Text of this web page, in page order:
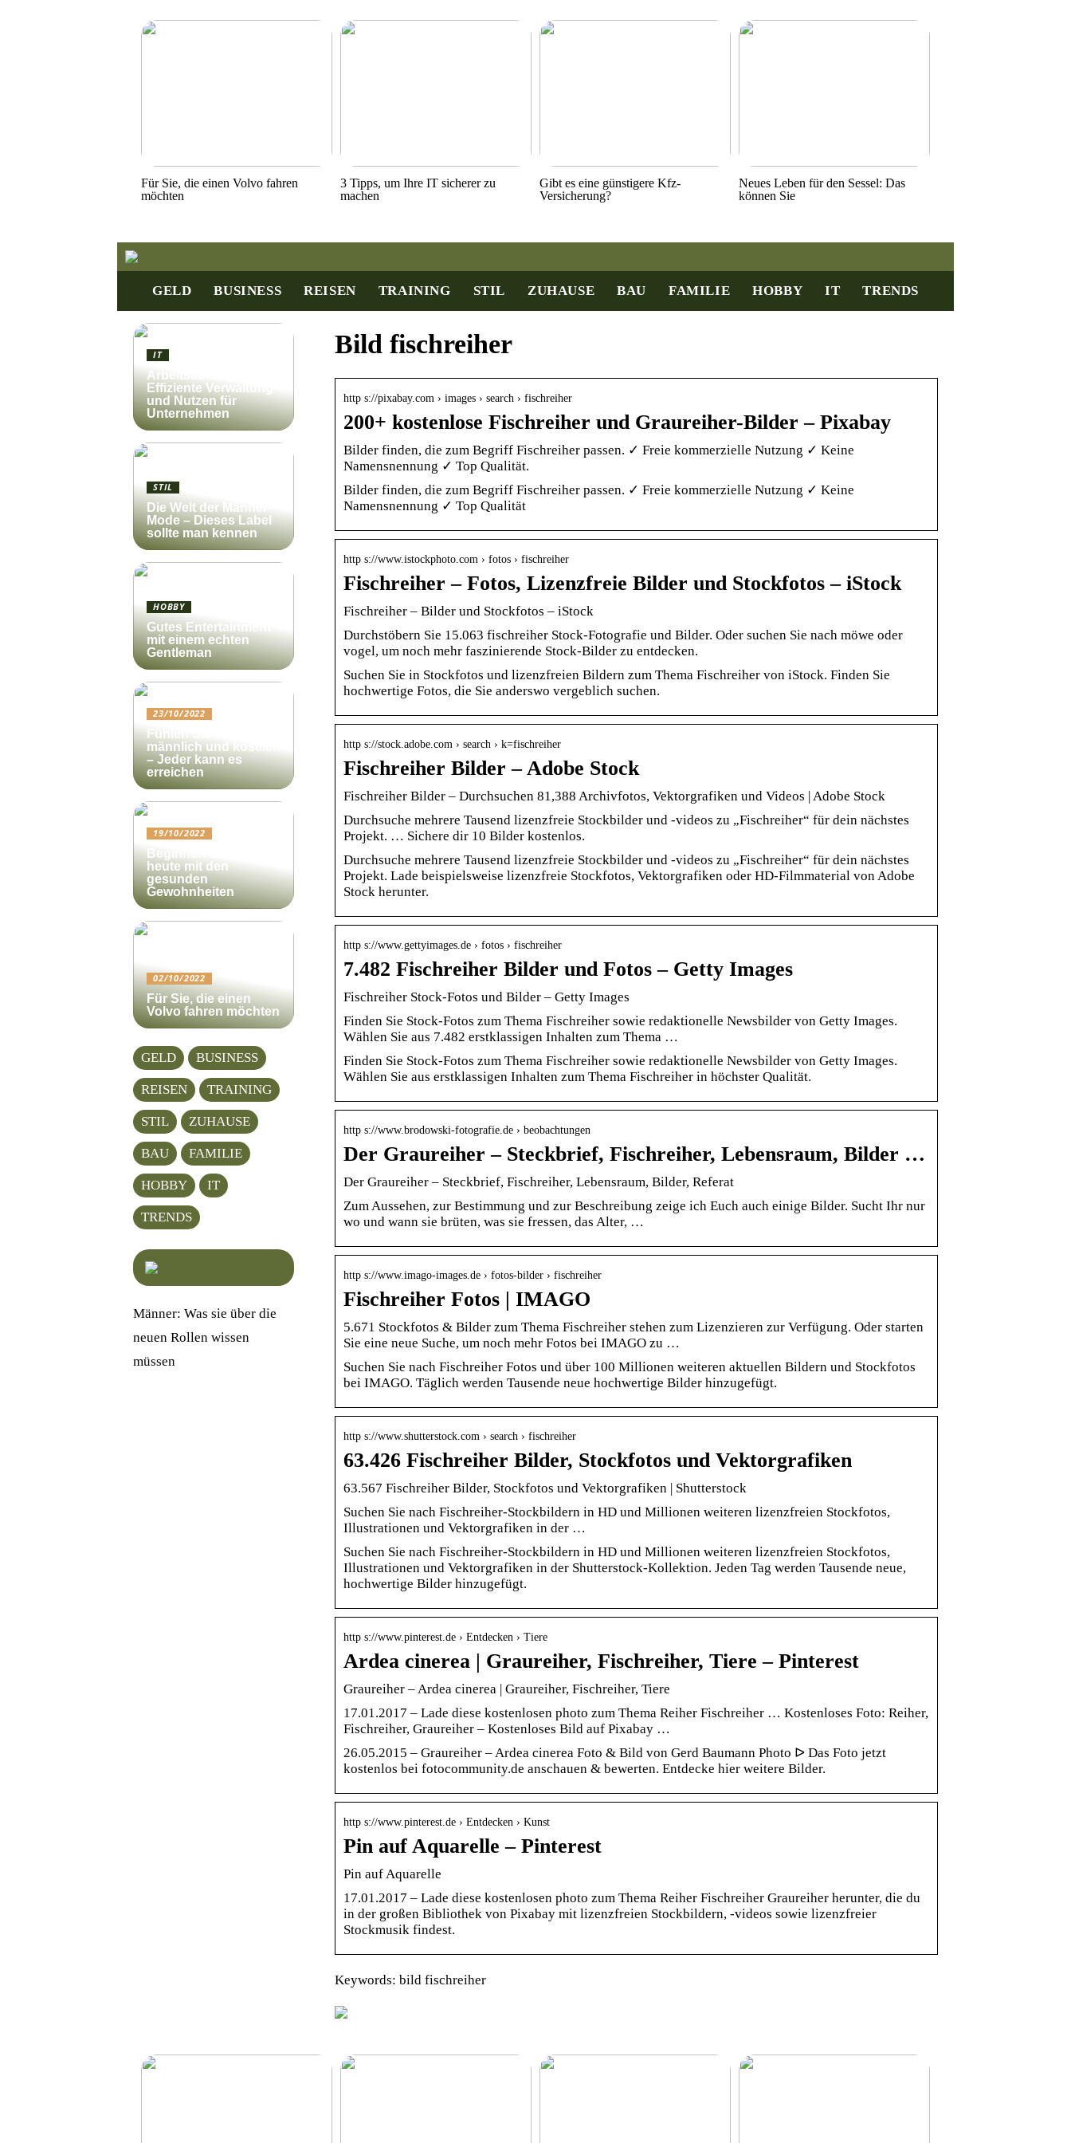
Für Sie, die einen Volvo fahren
möchten
3 Tipps, um Ihre IT sicherer zu
machen
Gibt es eine günstigere Kfz-
Versicherung?
Neues Leben für den Sessel: Das
können Sie
GELD BUSINESS REISEN TRAINING STIL ZUHAUSE BAU FAMILIE HOBBY IT TRENDS
Bild fischreiher
http s://pixabay.com › images › search › fischreiher
200+ kostenlose Fischreiher und Graureiher-Bilder – Pixabay
Bilder finden, die zum Begriff Fischreiher passen. ✓ Freie kommerzielle Nutzung ✓ Keine
Namensnennung ✓ Top Qualität.
Bilder finden, die zum Begriff Fischreiher passen. ✓ Freie kommerzielle Nutzung ✓ Keine
Namensnennung ✓ Top Qualität
http s://www.istockphoto.com › fotos › fischreiher
Fischreiher – Fotos, Lizenzfreie Bilder und Stockfotos – iStock
Fischreiher – Bilder und Stockfotos – iStock
Durchstöbern Sie 15.063 fischreiher Stock-Fotografie und Bilder. Oder suchen Sie nach möwe oder
vogel, um noch mehr faszinierende Stock-Bilder zu entdecken.
Suchen Sie in Stockfotos und lizenzfreien Bildern zum Thema Fischreiher von iStock. Finden Sie
hochwertige Fotos, die Sie anderswo vergeblich suchen.
http s://stock.adobe.com › search › k=fischreiher
Fischreiher Bilder – Adobe Stock
Fischreiher Bilder – Durchsuchen 81,388 Archivfotos, Vektorgrafiken und Videos | Adobe Stock
Durchsuche mehrere Tausend lizenzfreie Stockbilder und -videos zu „Fischreiher“ für dein nächstes
Projekt. … Sichere dir 10 Bilder kostenlos.
Durchsuche mehrere Tausend lizenzfreie Stockbilder und -videos zu „Fischreiher“ für dein nächstes
Projekt. Lade beispielsweise lizenzfreie Stockfotos, Vektorgrafiken oder HD-Filmmaterial von Adobe
Stock herunter.
http s://www.gettyimages.de › fotos › fischreiher
7.482 Fischreiher Bilder und Fotos – Getty Images
Fischreiher Stock-Fotos und Bilder – Getty Images
Finden Sie Stock-Fotos zum Thema Fischreiher sowie redaktionelle Newsbilder von Getty Images.
Wählen Sie aus 7.482 erstklassigen Inhalten zum Thema …
Finden Sie Stock-Fotos zum Thema Fischreiher sowie redaktionelle Newsbilder von Getty Images.
Wählen Sie aus erstklassigen Inhalten zum Thema Fischreiher in höchster Qualität.
http s://www.brodowski-fotografie.de › beobachtungen
Der Graureiher – Steckbrief, Fischreiher, Lebensraum, Bilder …
Der Graureiher – Steckbrief, Fischreiher, Lebensraum, Bilder, Referat
Zum Aussehen, zur Bestimmung und zur Beschreibung zeige ich Euch auch einige Bilder. Sucht Ihr nur
wo und wann sie brüten, was sie fressen, das Alter, …
http s://www.imago-images.de › fotos-bilder › fischreiher
Fischreiher Fotos | IMAGO
5.671 Stockfotos & Bilder zum Thema Fischreiher stehen zum Lizenzieren zur Verfügung. Oder starten
Sie eine neue Suche, um noch mehr Fotos bei IMAGO zu …
Suchen Sie nach Fischreiher Fotos und über 100 Millionen weiteren aktuellen Bildern und Stockfotos
bei IMAGO. Täglich werden Tausende neue hochwertige Bilder hinzugefügt.
http s://www.shutterstock.com › search › fischreiher
63.426 Fischreiher Bilder, Stockfotos und Vektorgrafiken
63.567 Fischreiher Bilder, Stockfotos und Vektorgrafiken | Shutterstock
Suchen Sie nach Fischreiher-Stockbildern in HD und Millionen weiteren lizenzfreien Stockfotos,
Illustrationen und Vektorgrafiken in der …
Suchen Sie nach Fischreiher-Stockbildern in HD und Millionen weiteren lizenzfreien Stockfotos,
Illustrationen und Vektorgrafiken in der Shutterstock-Kollektion. Jeden Tag werden Tausende neue,
hochwertige Bilder hinzugefügt.
http s://www.pinterest.de › Entdecken › Tiere
Ardea cinerea | Graureiher, Fischreiher, Tiere – Pinterest
Graureiher – Ardea cinerea | Graureiher, Fischreiher, Tiere
17.01.2017 – Lade diese kostenlosen photo zum Thema Reiher Fischreiher … Kostenloses Foto: Reiher,
Fischreiher, Graureiher – Kostenloses Bild auf Pixabay …
26.05.2015 – Graureiher – Ardea cinerea Foto & Bild von Gerd Baumann Photo ᐅ Das Foto jetzt
kostenlos bei fotocommunity.de anschauen & bewerten. Entdecke hier weitere Bilder.
http s://www.pinterest.de › Entdecken › Kunst
Pin auf Aquarelle – Pinterest
Pin auf Aquarelle
17.01.2017 – Lade diese kostenlosen photo zum Thema Reiher Fischreiher Graureiher herunter, die du
in der großen Bibliothek von Pixabay mit lizenzfreien Stockbildern, -videos sowie lizenzfreier
Stockmusik findest.
Keywords: bild fischreiher
IT
Arbeitsauftrag:
Effiziente Verwaltung
und Nutzen für
Unternehmen
STIL
Die Welt der Männer-
Mode – Dieses Label
sollte man kennen
HOBBY
Gutes Entertainment
mit einem echten
Gentleman
23/10/2022
Fühlen Sie sich
männlich und köstlich
– Jeder kann es
erreichen
19/10/2022
Beginnen Sie noch
heute mit den
gesunden
Gewohnheiten
02/10/2022
Für Sie, die einen
Volvo fahren möchten
GELD BUSINESS
REISEN TRAINING
STIL ZUHAUSE
BAU FAMILIE
HOBBY IT
TRENDS
Männer: Was sie über die
neuen Rollen wissen
müssen